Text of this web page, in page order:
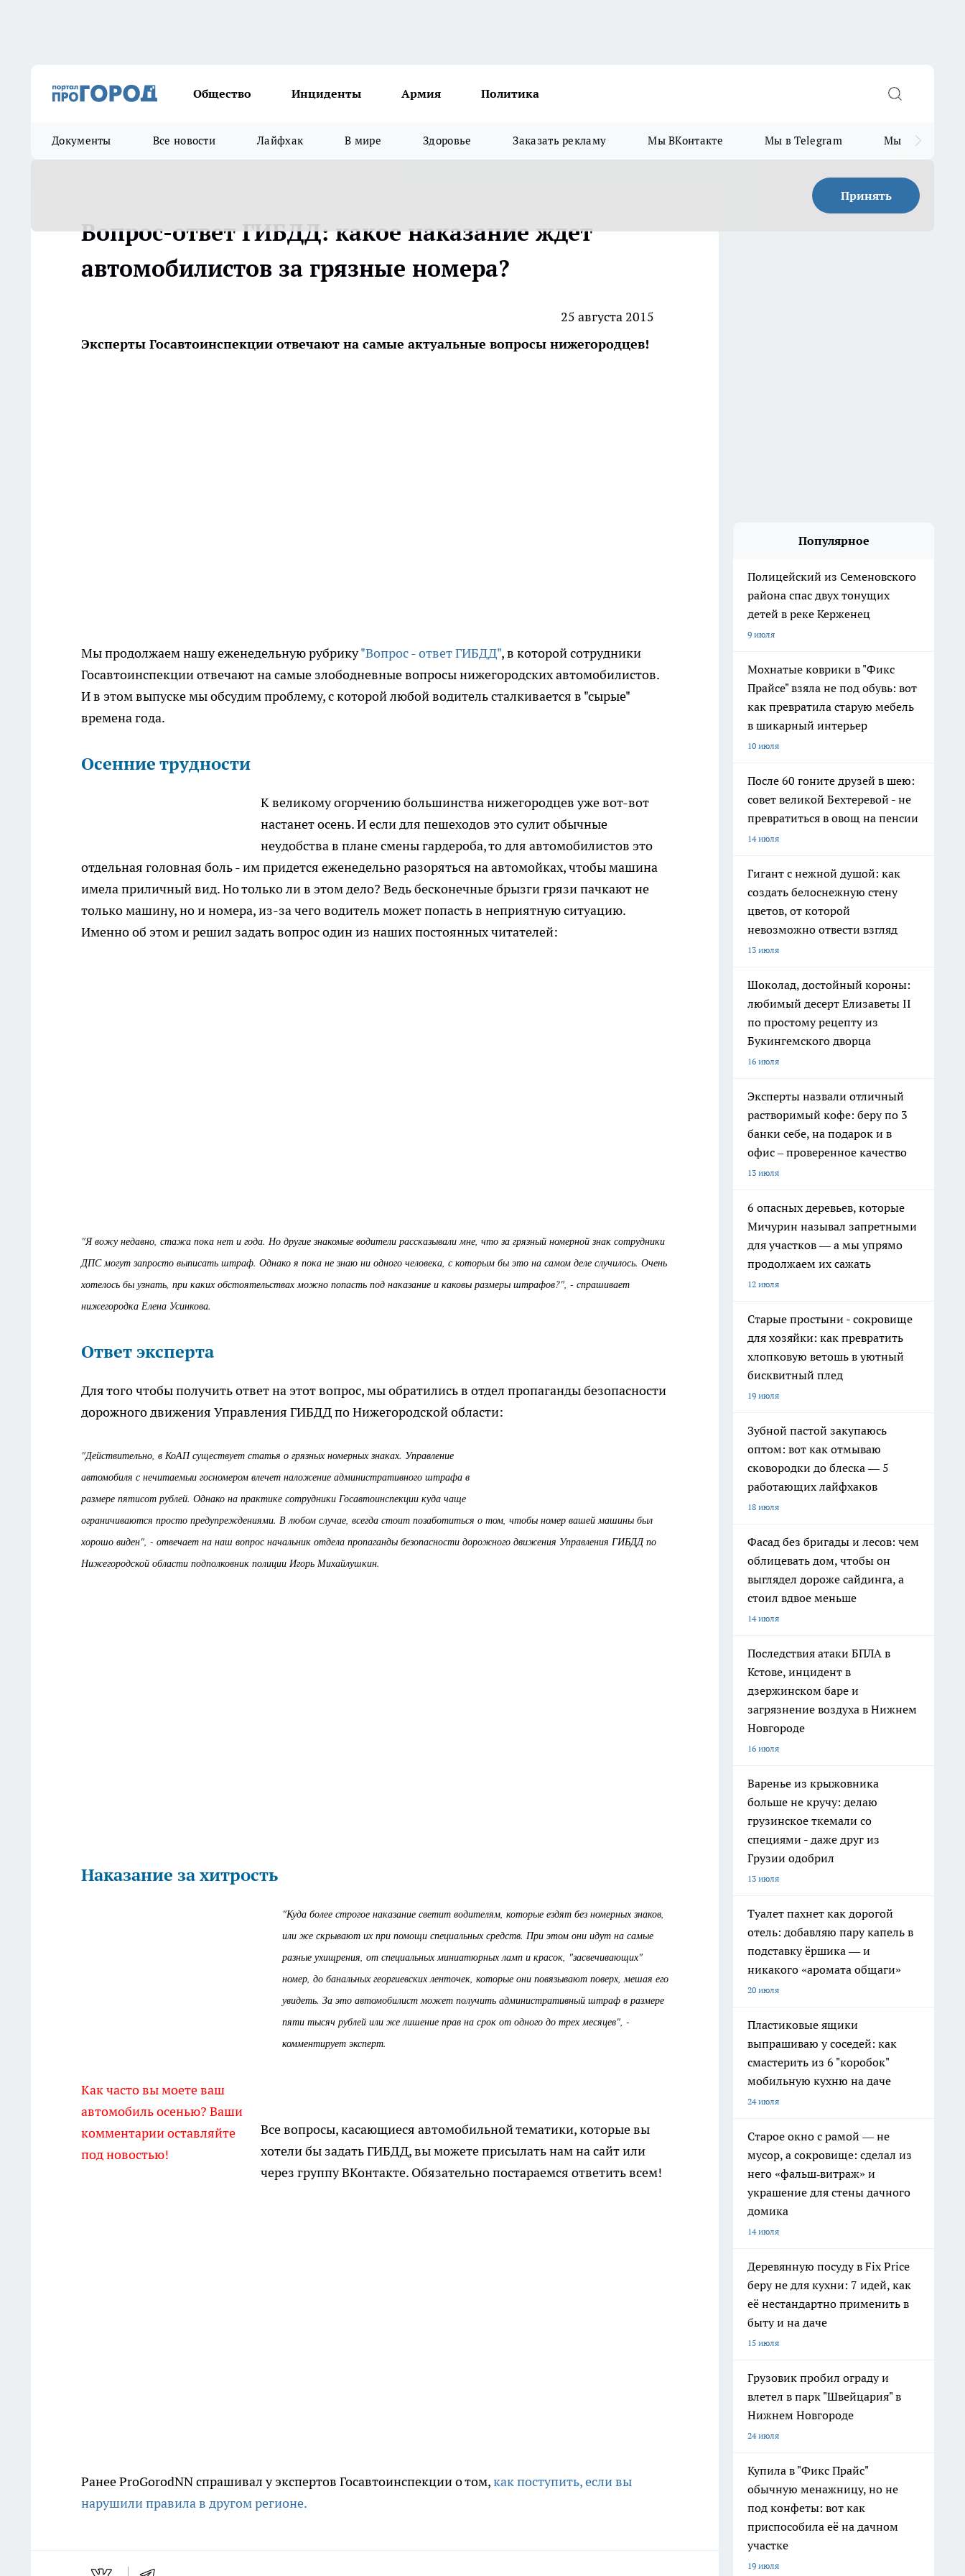
Общество Инциденты Армия Политика
Документы Все новости Лайфхак В мире Здоровье Заказать рекламу Мы ВКонтакте Мы в Telegram Мы в MAX
Принять
Вопрос-ответ ГИБДД: какое наказание ждет
автомобилистов за грязные номера?
25 августа 2015
Эксперты Госавтоинспекции отвечают на самые актуальные вопросы нижегородцев!
Мы продолжаем нашу еженедельную рубрику"Вопрос - ответ ГИБДД", в которой сотрудники
Госавтоинспекции отвечают на самые злободневные вопросы нижегородских автомобилистов.
И в этом выпуске мы обсудим проблему, с которой любой водитель сталкивается в "сырые"
времена года.
Осенние трудности
К великому огорчению большинства нижегородцев уже вот-вот
настанет осень. И если для пешеходов это сулит обычные
неудобства в плане смены гардероба, то для автомобилистов это
отдельная головная боль - им придется еженедельно разоряться на автомойках, чтобы машина
имела приличный вид. Но только ли в этом дело? Ведь бесконечные брызги грязи пачкают не
только машину, но и номера, из-за чего водитель может попасть в неприятную ситуацию.
Именно об этом и решил задать вопрос один из наших постоянных читателей:
"Я вожу недавно, стажа пока нет и года. Но другие знакомые водители рассказывали мне, что за грязный номерной знак сотрудники
ДПС могут запросто выписать штраф. Однако я пока не знаю ни одного человека, с которым бы это на самом деле случилось. Очень
хотелось бы узнать, при каких обстоятельствах можно попасть под наказание и каковы размеры штрафов?", - спрашивает
нижегородка Елена Усинкова.
Ответ эксперта
Для того чтобы получить ответ на этот вопрос, мы обратились в отдел пропаганды безопасности
дорожного движения Управления ГИБДД по Нижегородской области:
"Действительно, в КоАП существует статья о грязных номерных знаках. Управление
автомобиля с нечитаемыи госномером влечет наложение административного штрафа в
размере пятисот рублей. Однако на практике сотрудники Госавтоинспекции куда чаще
ограничиваются просто предупреждениями. В любом случае, всегда стоит позаботиться о том, чтобы номер вашей машины был
хорошо виден", - отвечает на наш вопрос начальник отдела пропаганды безопасности дорожного движения Управления ГИБДД по
Нижегородской области подполковник полиции Игорь Михайлушкин.
Наказание за хитрость
"Куда более строгое наказание светит водителям, которые ездят без номерных знаков,
или же скрывают их при помощи специальных средств. При этом они идут на самые
разные ухищрения, от специальных миниатюрных ламп и красок, "засвечивающих"
номер, до банальных георгиевских ленточек, которые они повязывают поверх, мешая его
увидеть. За это автомобилист может получить административный штраф в размере
пяти тысяч рублей или же лишение прав на срок от одного до трех месяцев", -
комментирует эксперт.
Как часто вы моете ваш
автомобиль осенью? Ваши
комментарии оставляйте
под новостью!
Все вопросы, касающиеся автомобильной тематики, которые вы
хотели бы задать ГИБДД, вы можете присылать нам на сайт или
через группу ВКонтакте. Обязательно постараемся ответить всем!
Ранее ProGorodNN спрашивал у экспертов Госавтоинспекции о том,как поступить, если вы
нарушили правила в другом регионе.
Популярное
Полицейский из Семеновского
района спас двух тонущих
детей в реке Керженец
9 июля
Мохнатые коврики в "Фикс
Прайсе" взяла не под обувь: вот
как превратила старую мебель
в шикарный интерьер
10 июля
После 60 гоните друзей в шею:
совет великой Бехтеревой - не
превратиться в овощ на пенсии
14 июля
Гигант с нежной душой: как
создать белоснежную стену
цветов, от которой
невозможно отвести взгляд
13 июля
Шоколад, достойный короны:
любимый десерт Елизаветы II
по простому рецепту из
Букингемского дворца
16 июля
Эксперты назвали отличный
растворимый кофе: беру по 3
банки себе, на подарок и в
офис – проверенное качество
13 июля
6 опасных деревьев, которые
Мичурин называл запретными
для участков — а мы упрямо
продолжаем их сажать
12 июля
Старые простыни - сокровище
для хозяйки: как превратить
хлопковую ветошь в уютный
бисквитный плед
19 июля
Зубной пастой закупаюсь
оптом: вот как отмываю
сковородки до блеска — 5
работающих лайфхаков
18 июля
Фасад без бригады и лесов: чем
облицевать дом, чтобы он
выглядел дороже сайдинга, а
стоил вдвое меньше
14 июля
Последствия атаки БПЛА в
Кстове, инцидент в
дзержинском баре и
загрязнение воздуха в Нижнем
Новгороде
16 июля
Варенье из крыжовника
больше не кручу: делаю
грузинское ткемали со
специями - даже друг из
Грузии одобрил
13 июля
Туалет пахнет как дорогой
отель: добавляю пару капель в
подставку ёршика — и
никакого «аромата общаги»
20 июля
Пластиковые ящики
выпрашиваю у соседей: как
смастерить из 6 "коробок"
мобильную кухню на даче
24 июля
Старое окно с рамой — не
мусор, а сокровище: сделал из
него «фальш‑витраж» и
украшение для стены дачного
домика
14 июля
Деревянную посуду в Fix Price
беру не для кухни: 7 идей, как
её нестандартно применить в
быту и на даче
15 июля
Грузовик пробил ограду и
влетел в парк "Швейцария" в
Нижнем Новгороде
24 июля
Купила в "Фикс Прайс"
обычную менажницу, но не
под конфеты: вот как
приспособила её на дачном
участке
19 июля